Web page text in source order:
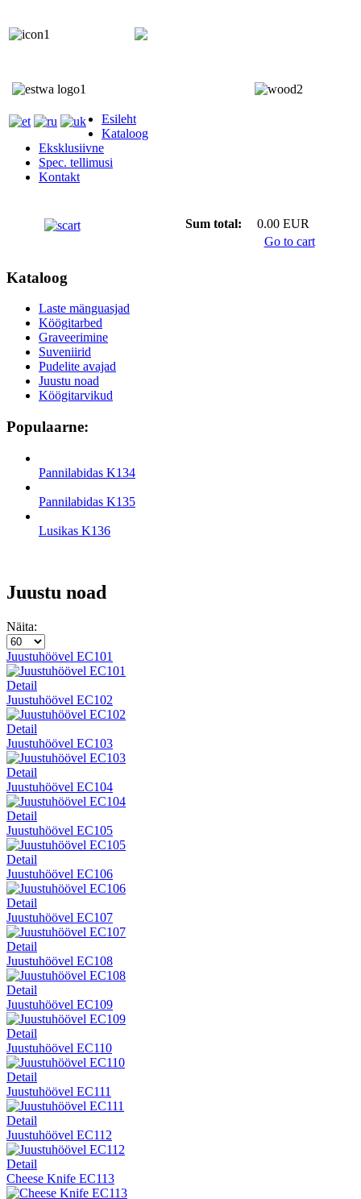
Esileht
Kataloog
Eksklusiivne
Spec. tellimusi
Kontakt
Sum total:
0.00 EUR
Go to cart
Kataloog
Laste mänguasjad
Köögitarbed
Graveerimine
Suveniirid
Pudelite avajad
Juustu noad
Köögitarvikud
Populaarne:
Pannilabidas K134
Pannilabidas K135
Lusikas K136
Juustu noad
Näita:
Juustuhöövel EC101
Detail
Juustuhöövel EC102
Detail
Juustuhöövel EC103
Detail
Juustuhöövel EC104
Detail
Juustuhöövel EC105
Detail
Juustuhöövel EC106
Detail
Juustuhöövel EC107
Detail
Juustuhöövel EC108
Detail
Juustuhöövel EC109
Detail
Juustuhöövel EC110
Detail
Juustuhöövel EC111
Detail
Juustuhöövel EC112
Detail
Cheese Knife EC113